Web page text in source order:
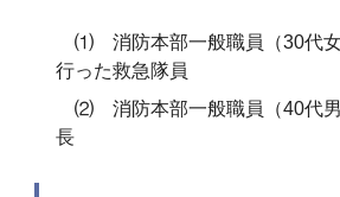
⑴ 消防本部一般職員（30
行った救急隊員
⑵ 消防本部一般職員（40
長